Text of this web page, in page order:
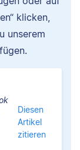
klicken,
unserem
Diesen
Artikel
zitieren